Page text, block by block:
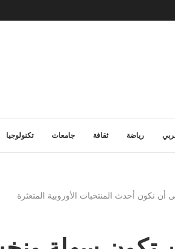
رياضة ثقافة جامعات تكنولوجيا
نكون أحدث المنتخبات الأوروبية المتعثرة